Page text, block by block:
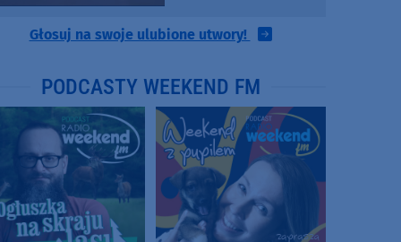
Głosuj na swoje ulubione utwory!
PODCASTY WEEKEND FM